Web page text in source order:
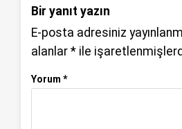
Bir yanıt yazın
E-posta adresiniz
alanlar * ile
Yorum *